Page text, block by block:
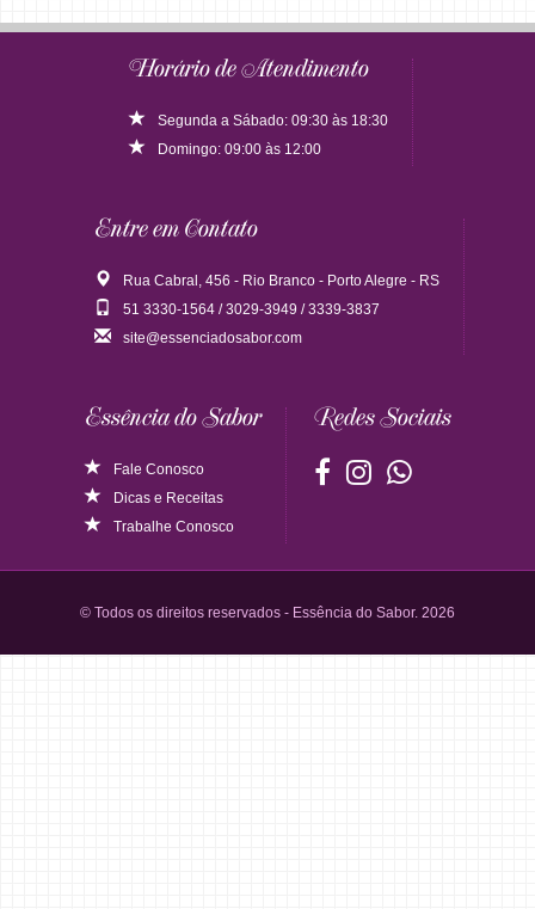
Horário de Atendimento
Segunda a Sábado: 09:30 às 18:30
Domingo: 09:00 às 12:00
Entre em Contato
Rua Cabral, 456 - Rio Branco - Porto Alegre - RS
51 3330-1564 / 3029-3949 / 3339-3837
site@essenciadosabor.com
Essência do Sabor
Fale Conosco
Dicase Receitas
Trabalhe Conosco
Redes Sociais
© Todos os direitos reservados - Essência do Sabor. 2026